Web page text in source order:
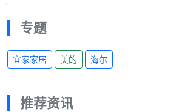
专题
宜家家居 美的 海尔
推荐资讯